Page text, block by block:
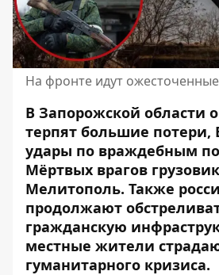
На фронте идут
В Запорожской области
терпят большие потери,
удары по враждебным
Мёртвых врагов
Мелитополь. Также
продолжают
гражданскую
местные жители
гуманитарного кризиса.